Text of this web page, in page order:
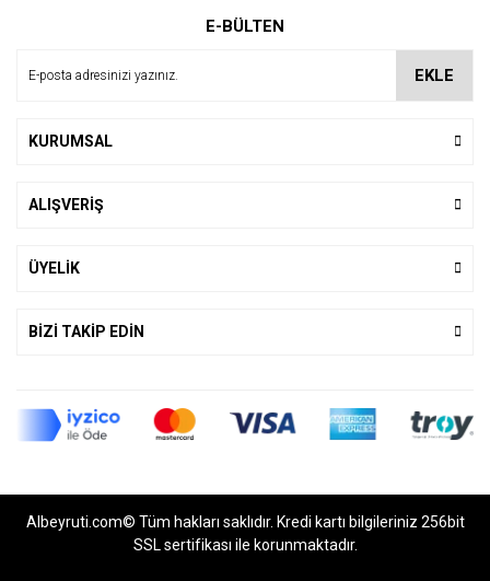
E-BÜLTEN
EKLE
KURUMSAL
ALIŞVERİŞ
ÜYELİK
BİZİ TAKİP EDİN
Albeyruti.com© Tüm hakları saklıdır. Kredi kartı bilgileriniz 256bit
SSL sertifikası ile korunmaktadır.